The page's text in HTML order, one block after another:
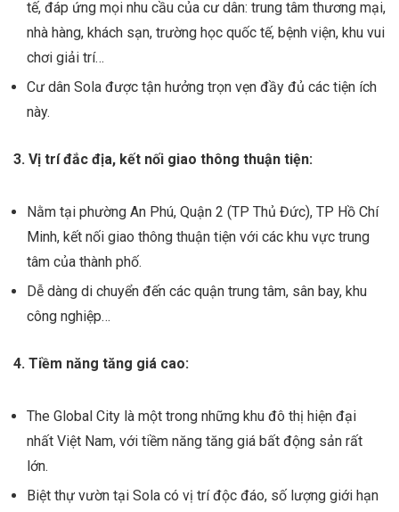
tế, đáp ứng mọi nhu cầu của cư dân: trung tâm thương mại,
nhà hàng, khách sạn, trường học quốc tế, bệnh viện, khu vui
chơi giải trí…
Cư dân Sola được tận hưởng trọn vẹn đầy đủ các tiện ích
này.
3. Vị trí đắc địa, kết nối giao thông thuận tiện:
Nằm tại phường An Phú, Quận 2 (TP Thủ Đức), TP Hồ Chí
Minh, kết nối giao thông thuận tiện với các khu vực trung
tâm của thành phố.
Dễ dàng di chuyển đến các quận trung tâm, sân bay, khu
công nghiệp…
4. Tiềm năng tăng giá cao:
The Global City là một trong những khu đô thị hiện đại
nhất Việt Nam, với tiềm năng tăng giá bất động sản rất
lớn.
Biệt thự vườn tại Sola có vị trí độc đáo, số lượng giới hạn